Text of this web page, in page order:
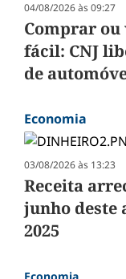
04/08/2026 às 09:27
Comprar
fácil: CNJ
de
Economia
03/08/2026 às 13:23
Receita
junho deste
2025